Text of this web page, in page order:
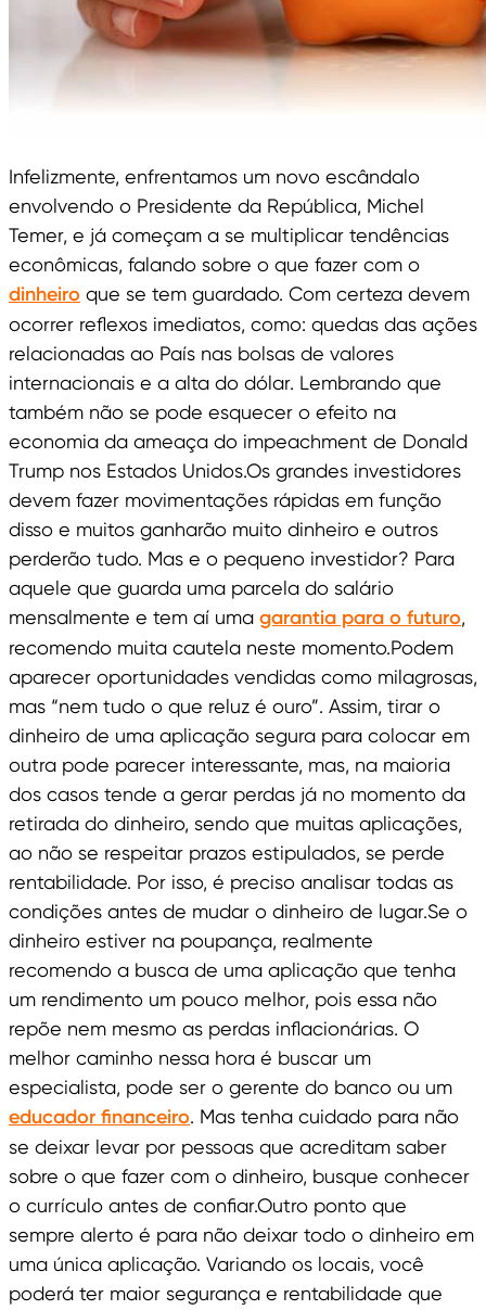
Infelizmente, enfrentamos um novo escândalo
envolvendo o Presidente da República, Michel
Temer, e já começam a se multiplicar tendências
econômicas, falando sobre o que fazer com o
dinheiro que se tem guardado. Com certeza devem
ocorrer reflexos imediatos, como: quedas das ações
relacionadas ao País nas bolsas de valores
internacionais e a alta do dólar. Lembrando que
também não se pode esquecer o efeito na
economia da ameaça do impeachment de Donald
Trump nos Estados Unidos.Os grandes investidores
devem fazer movimentações rápidas em função
disso e muitos ganharão muito dinheiro e outros
perderão tudo. Mas e o pequeno investidor? Para
aquele que guarda uma parcela do salário
mensalmente e tem aí uma garantia para o futuro,
recomendo muita cautela neste momento.Podem
aparecer oportunidades vendidas como milagrosas,
mas “nem tudo o que reluz é ouro”. Assim, tirar o
dinheiro de uma aplicação segura para colocar em
outra pode parecer interessante, mas, na maioria
dos casos tende a gerar perdas já no momento da
retirada do dinheiro, sendo que muitas aplicações,
ao não se respeitar prazos estipulados, se perde
rentabilidade. Por isso, é preciso analisar todas as
condições antes de mudar o dinheiro de lugar.Se o
dinheiro estiver na poupança, realmente
recomendo a busca de uma aplicação que tenha
um rendimento um pouco melhor, pois essa não
repõe nem mesmo as perdas inflacionárias. O
melhor caminho nessa hora é buscar um
especialista, pode ser o gerente do banco ou um
educador financeiro. Mas tenha cuidado para não
se deixar levar por pessoas que acreditam saber
sobre o que fazer com o dinheiro, busque conhecer
o currículo antes de confiar.Outro ponto que
sempre alerto é para não deixar todo o dinheiro em
uma única aplicação. Variando os locais, você
poderá ter maior segurança e rentabilidade que